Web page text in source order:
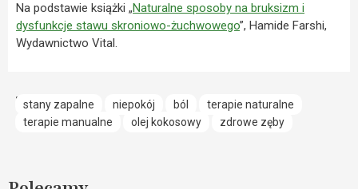
Na podstawie książki „Naturalne sposoby na bruksizm i
dysfunkcje stawu skroniowo-żuchwowego”, Hamide Farshi,
Wydawnictwo Vital.
stany zapalne niepokój ból
terapie naturalne
terapie manualne
olej kokosowy zdrowe zęby